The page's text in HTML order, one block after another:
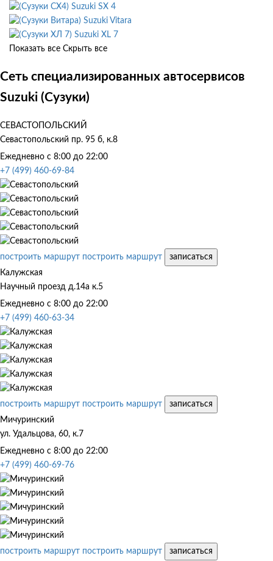
Suzuki SX 4
Suzuki Vitara
Suzuki XL 7
Показать все Скрыть все
Сеть специализированных автосервисов
Suzuki (Сузуки)
СЕВАСТОПОЛЬСКИЙ
Севастопольский пр. 95 б, к.8
Ежедневно с 8:00 до 22:00
+7 (499) 460-69-84
построить маршрут построить маршрут
записаться
Калужская
Научный проезд д.14а к.5
Ежедневно с 8:00 до 22:00
+7 (499) 460-63-34
построить маршрут построить маршрут
записаться
Мичуринский
ул. Удальцова, 60, к.7
Ежедневно с 8:00 до 22:00
+7 (499) 460-69-76
построить маршрут построить маршрут
записаться